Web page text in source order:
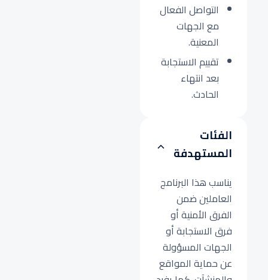
التواصل الفعال
مع الجهات
المعنية.
تقييم الاستجابة
بعد انتهاء
الحادث.
الفئات
المستهدفة
يناسب هذا البرنامج
العاملين ضمن
الفرق الأمنية أو
فرق الاستجابة أو
الجهات المسؤولة
عن حماية المواقع